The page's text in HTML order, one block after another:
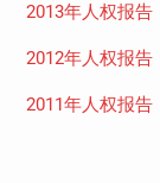
2013年人权报告
2012年人权报告
2011年人权报告